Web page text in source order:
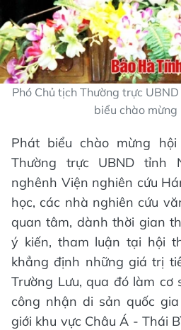
Phó Chủ tịch Thường trực
biểu chào
Phát biểu chào mừng
Thường trực UBND tỉnh
nghênh Viện nghiên cứu
học, các nhà nghiên cứu
quan tâm, dành thời gian
ý kiến, tham luận tại hội
khẳng định những giá trị
Trường Lưu, qua đó làm cơ
công nhận di sản quốc
giới khu vực Châu Á - Thái